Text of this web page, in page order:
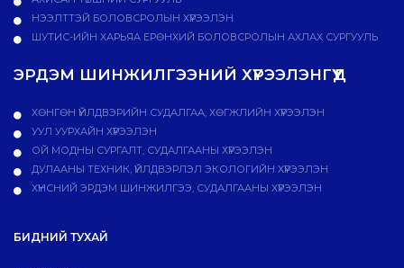
НЭЭЛТТЭЙ БОЛОВСРОЛЫН ХҮРЭЭЛЭН
ШУТИС-ИЙН ХАРЬЯА ЕРӨНХИЙ БОЛОВСРОЛЫН АХЛАХ СУРГУУЛЬ
ЭРДЭМ ШИНЖИЛГЭЭНИЙ ХҮРЭЭЛЭНГҮҮД
ХӨНГӨН ҮЙЛДВЭРИЙН СУДАЛГАА, ХӨГЖЛИЙН ХҮРЭЭЛЭН
УУЛ УУРХАЙН ХҮРЭЭЛЭН
ОЙ МОДНЫ СУРГАЛТ, СУДАЛГААНЫ ХҮРЭЭЛЭН
ДУЛААНЫ ТЕХНИК, ҮЙЛДВЭРЛЭЛ ЭКОЛОГИЙН ХҮРЭЭЛЭН
ХҮНСНИЙ ЭРДЭМ ШИНЖИЛГЭЭ, СУДАЛГААНЫ ХҮРЭЭЛЭН
БИДНИЙ ТУХАЙ